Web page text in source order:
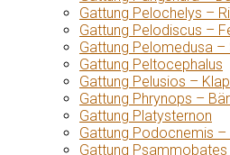
Gattung Pelochelys –
Gattung Pelodiscus –
Gattung Pelomedusa
Gattung Peltocephalus
Gattung Pelusios –
Gattung Phrynops –
Gattung Platysternon
Gattung Podocnemis
Gattung